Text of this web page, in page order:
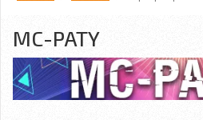
MC-PATY